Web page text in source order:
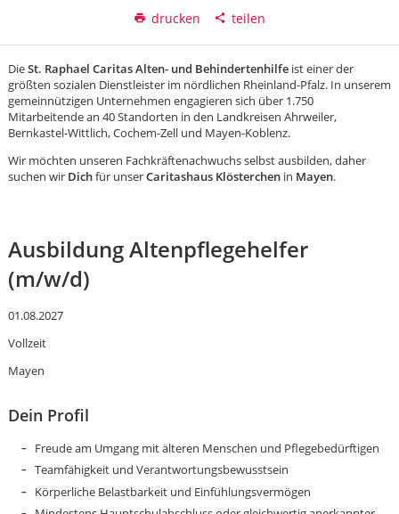
drucken teilen
DieSt. Raphael Caritas Alten- und Behindertenhilfeist einer der
größten sozialen Dienstleister im nördlichen Rheinland-Pfalz. In unserem
gemeinnützigen Unternehmen engagieren sich über 1.750
Mitarbeitende an 40 Standorten in den Landkreisen Ahrweiler,
Bernkastel-Wittlich, Cochem-Zell und Mayen-Koblenz.
Wir möchten unseren Fachkräftenachwuchs selbst ausbilden, daher
suchen wir Dichfür unserCaritashaus Klösterchenin Mayen.
Ausbildung Altenpflegehelfer
(m/w/d)
01.08.2027
Vollzeit
Mayen
Dein Profil
Freude am Umgang mit älteren Menschen und Pflegebedürftigen
Teamfähigkeit und Verantwortungsbewusstsein
Körperliche Belastbarkeit und Einfühlungsvermögen
Karte anzeigen